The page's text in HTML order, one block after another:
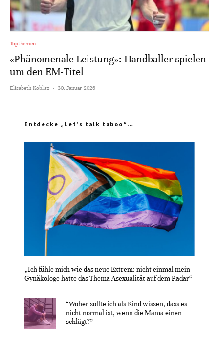
Topthemen
«Phänomenale Leistung»: Handballer spielen
um den EM-Titel
Elisabeth Koblitz · 30. Januar 2026
Entdecke „Let’s talk taboo“…
„Ich fühle mich wie das neue Extrem: nicht einmal mein
Gynäkologe hatte das Thema Asexualität auf dem Radar“
“Woher sollte ich als Kind wissen, dass es
nicht normal ist, wenn die Mama einen
schlägt?”